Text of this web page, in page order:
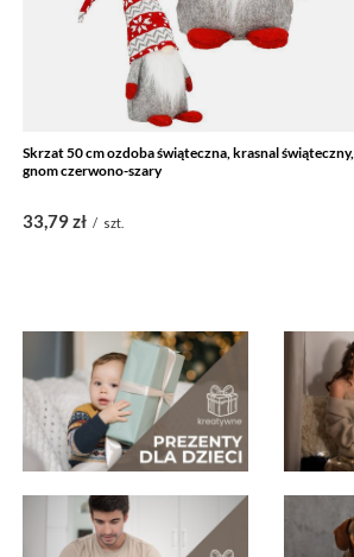
Skrzat 50 cm ozdoba świąteczna, krasnal świąteczny,
gnom czerwono-szary
33,79 zł / szt.